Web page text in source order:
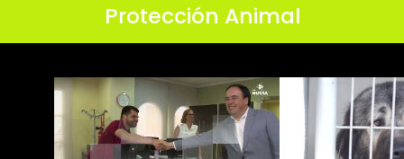
Protección Animal